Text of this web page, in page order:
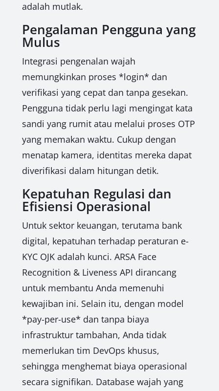
adalah mutlak.
Pengalaman Pengguna yang
Mulus
Integrasi pengenalan wajah
memungkinkan proses *login* dan
verifikasi yang cepat dan tanpa gesekan.
Pengguna tidak perlu lagi mengingat kata
sandi yang rumit atau melalui proses OTP
yang memakan waktu. Cukup dengan
menatap kamera, identitas mereka dapat
diverifikasi dalam hitungan detik.
Kepatuhan Regulasi dan
Efisiensi Operasional
Untuk sektor keuangan, terutama bank
digital, kepatuhan terhadap peraturan e-
KYC OJK adalah kunci. ARSA Face
Recognition & Liveness API dirancang
untuk membantu Anda memenuhi
kewajiban ini. Selain itu, dengan model
*pay-per-use* dan tanpa biaya
infrastruktur tambahan, Anda tidak
memerlukan tim DevOps khusus,
sehingga menghemat biaya operasional
secara signifikan. Database wajah yang